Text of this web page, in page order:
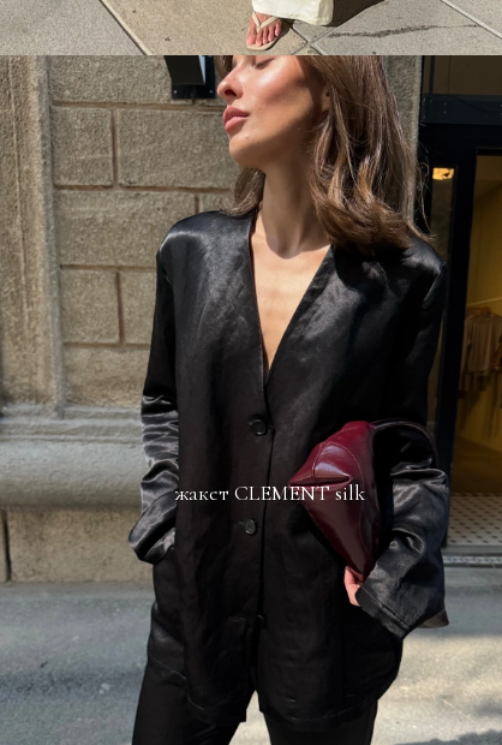
жакет CLEMENT silk